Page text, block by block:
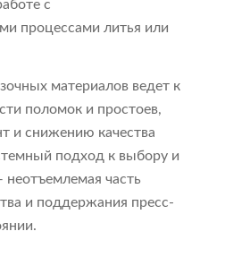
с
процессами литья или
материалов ведет к
поломок и простоев,
и снижению качества
подход к выбору и
часть
и поддержания пресс-